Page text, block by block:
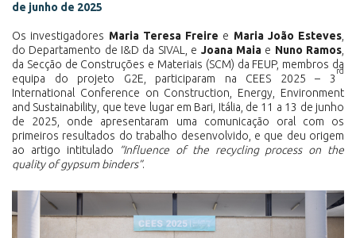
de junho de 2025
Os investigadores Maria Teresa Freire e Maria João Esteves
do Departamento de I&D da SIVAL, e Joana Maiae Nuno Ramos
da Secção de Construções e Materiais (SCM) da FEUP, membros da
equipa do projeto G2E, participaram na CEES 2025 – 3
rd
International Conference on Construction, Energy, Environment
and Sustainability, que teve lugar em Bari, Itália, de 11 a 13 de junho
de 2025, onde apresentaram uma comunicação oral com os
primeiros resultados do trabalho desenvolvido, e que deu origem
ao artigo intitulado
“Influence of the recycling process on the
quality of gypsum binders”.